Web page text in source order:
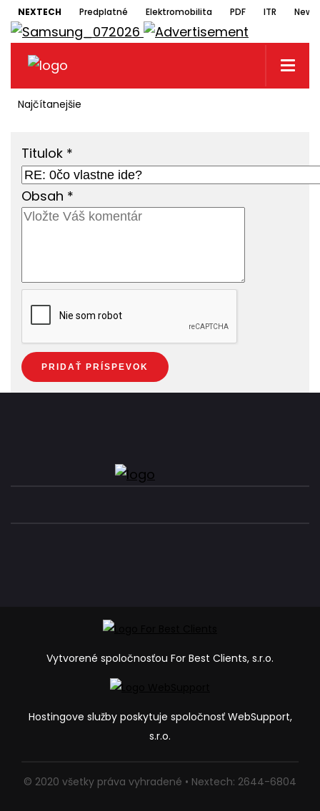
NEXTECH Predplatné Elektromobilita PDF ITR
Najčítanejšie
Titulok *
Obsah *
Vytvorené spoločnosťou For Best Clients, s.r.o.
Hostingove služby poskytuje spoločnosť WebSupport,
s.r.o.
© 2020 všetky práva vyhradené • Nextech: 2644-6804